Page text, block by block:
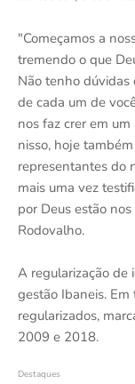
"Começamos a
tremendo o que
Não tenho dúvidas
de cada um de
nos faz crer em
nisso, hoje
representantes do
mais uma vez
por Deus estão
Rodovalho.
A regularização de
gestão Ibaneis.
regularizados,
2009 e 2018.
Destaques